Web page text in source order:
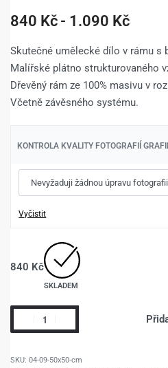
840 Kč 1.090 Kč
Skutečné umělecké dílo v rámu s
Malířské plátno strukturovaného
Dřevěný rám ze 100% masivu v
Včetně závěsného systému.
KONTROLA KVALITY FOTOGRAFIÍ
Vyčistit
840 Kč
SKLADEM
04-09-50x50-cm